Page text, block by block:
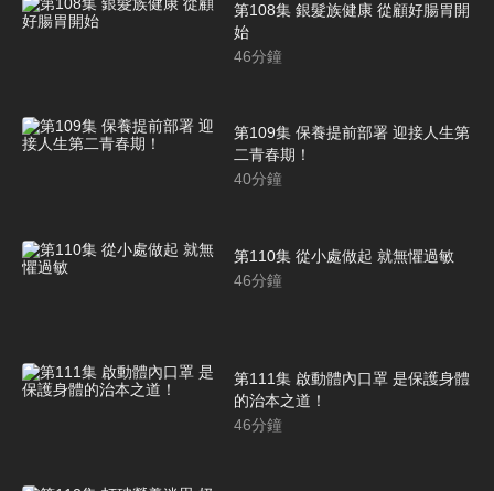
第108集 銀髮族健康 從顧好腸胃開
始
46分鐘
第109集 保養提前部署 迎接人生第
二青春期！
40分鐘
第110集 從小處做起 就無懼過敏
46分鐘
第111集 啟動體內口罩 是保護身體
的治本之道！
46分鐘